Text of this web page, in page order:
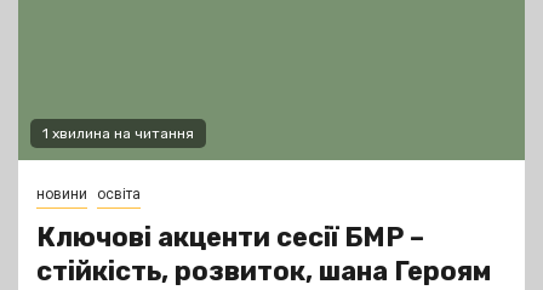
1 хвилина на читання
новини освіта
Ключові акценти сесії БМР –
стійкість, розвиток, шана Героям